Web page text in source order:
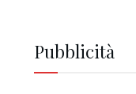
Pubblicità